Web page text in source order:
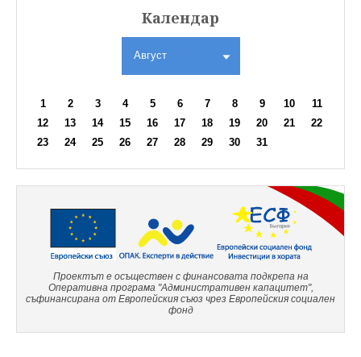
Календар
Август
1 2 3 4 5 6 7 8 9 10
11
12
13 14 15 16 17 18 19 20 21
22
23
24 25 26 27 28 29 30 31
Проектът е осъществен с финансовата подкрепа на
Оперативна програма "Административен капацитет",
съфинансирана от Европейския съюз чрез Европейския социален
фонд